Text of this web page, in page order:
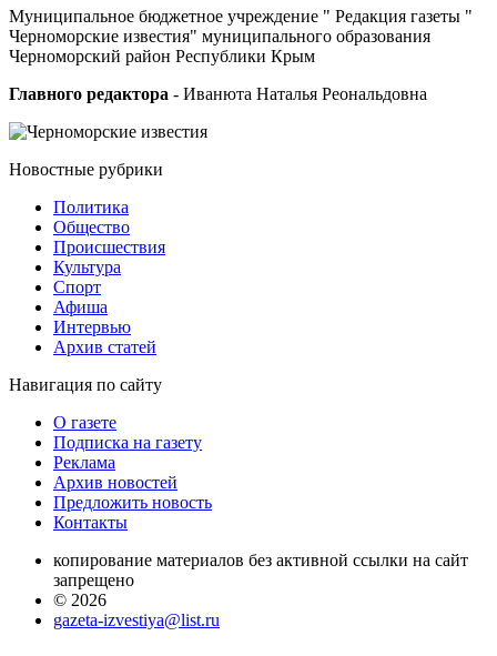
Муниципальное бюджетное учреждение " Редакция газеты "
Черноморские известия" муниципального образования
Черноморский район Республики Крым
Главного редактора - Иванюта Наталья Реональдовна
Новостные рубрики
Политика
Общество
Проиcшествия
Культура
Спорт
Афиша
Интервью
Архив статей
Навигация по сайту
О газете
Подписка на газету
Реклама
Архив новостей
Предложить новость
Контакты
копирование материалов без активной ссылки на сайт
запрещено
© 2026
gazeta-izvestiya@list.ru